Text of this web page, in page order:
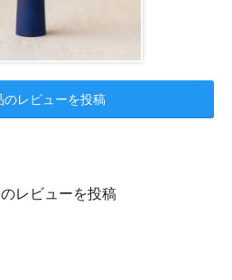
のレビューを投稿
レビューを投稿